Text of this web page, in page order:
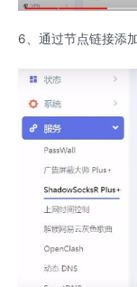
6、通过节点链接添